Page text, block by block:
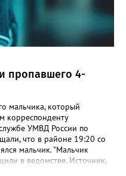
случайно, привлечённые
их голыми руками, а
самостоятельно.
пропавшего 4-
мальчика, который
корреспонденту
УМВД России по
что в районе 19:20 со
мальчик. "Мальчик
в ведомстве. Источник,